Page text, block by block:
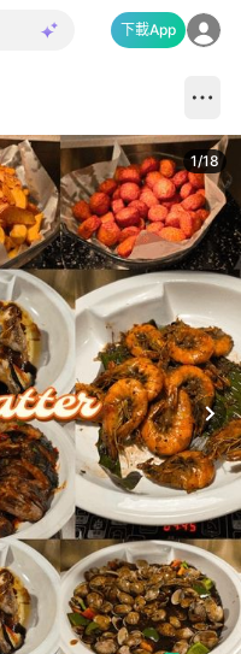
下載App
1/18